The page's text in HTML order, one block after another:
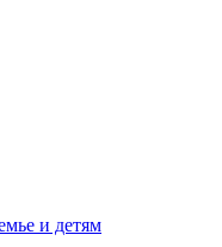
и детям